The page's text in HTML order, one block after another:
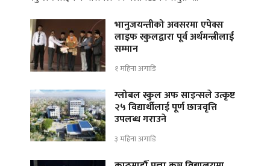
भानुजयन्तीको अवसरमा एपेक्स
लाइफ स्कुलद्वारा पूर्व अर्थमन्त्रीलाई
सम्मान
१ महिना अगाडि
ग्लोबल स्कुल अफ साइन्सले उत्कृष्ट
२५ विद्यार्थीलाई पूर्ण छात्रवृत्ति
उपलब्ध गराउने
३ महिना अगाडि